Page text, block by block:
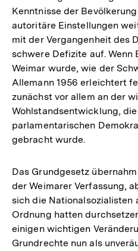
Kenntnisse der
autoritäre Einstellungen
mit der Vergangenheit des
schwere Defizite auf. Wenn
Weimar wurde, wie der
Allemann 1956 erleichtert
zunächst vor allem an der
Wohlstandsentwicklung,
parlamentarischen
gebracht wurde.
Das Grundgesetz
der Weimarer Verfassung,
sich die Nationalsozialisten
Ordnung hatten
einigen wichtigen
Grundrechte nun als